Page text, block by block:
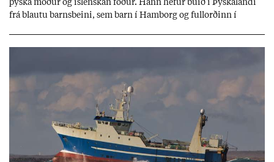
þýska móð­ur og ís­lensk­an föð­ur. Hann hef­ur bú­ið í Þýskalandi
frá blautu barns­beini, sem barn í Ham­borg og full­orð­inn í